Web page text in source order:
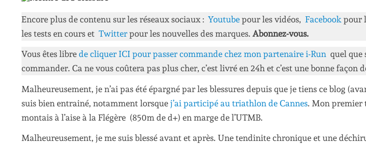
Encore plus de contenu sur les réseaux sociaux : Youtube pour les vidéos, Facebook pour
les tests en cours et Twitter pour les nouvelles des marques. Abonnez-vous.
Vous êtes libre de cliquer ICI pour passer commande chez mon partenaire i-Run quel que
commander. Ca ne vous coûtera pas plus cher, c’est livré en 24h et c’est une bonne façon
Malheureusement, je n’ai pas été épargné par les blessures depuis que je tiens ce blog
suis bien entrainé, notamment lorsque j’ai participé au triathlon de Cannes. Mon premier
montais à l’aise à la Flégère (850m de d+) en marge de l’UTMB.
Malheureusement, je me suis blessé avant et après. Une tendinite chronique et une